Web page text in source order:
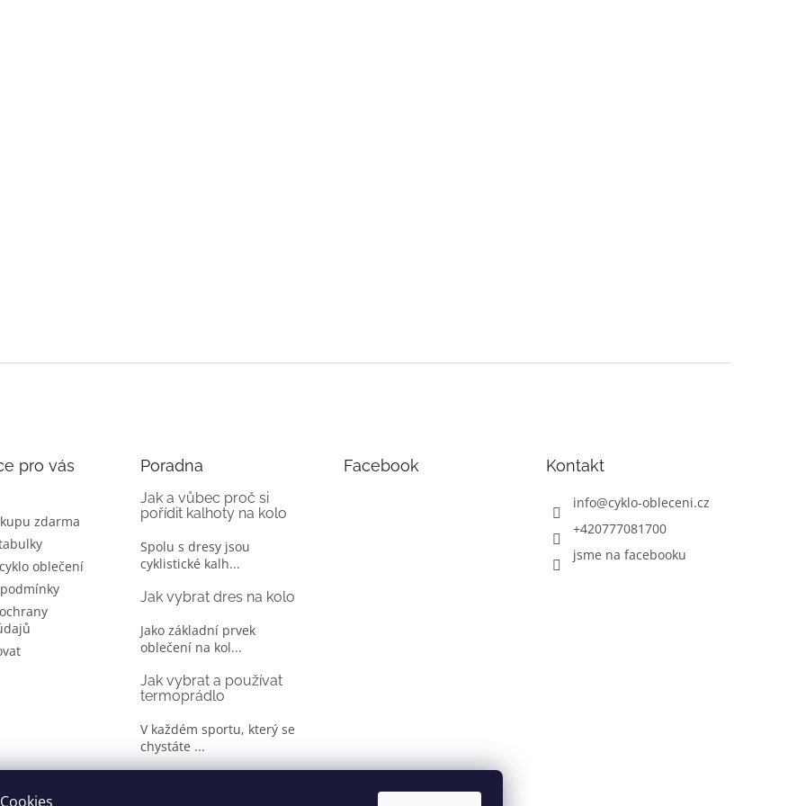
pro vás
zdarma
oblečení
Poradna
Jak a vůbec proč si
pořídit kalhoty na kolo
Spolu s dresy jsou
cyklistické kalh...
Jak vybrat dres na kolo
Jako základní prvek
oblečení na kol...
Jak vybrat a používat
termoprádlo
V každém sportu, který se
chystáte ...
Facebook Kontakt
info@cyklo-obleceni.cz
+420777081700
jsme na facebooku